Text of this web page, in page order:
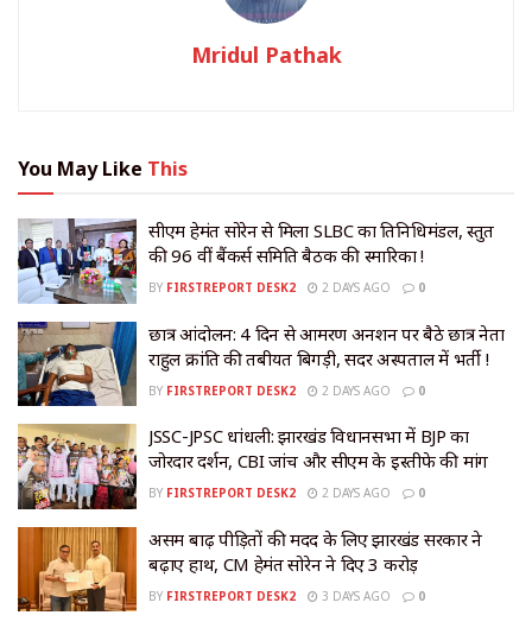
Mridul Pathak
You May Like This
सीएम हेमंत सोरेन से मिला SLBC का प्रतिनिधिमंडल, प्रस्तुत
की 96 वीं बैंकर्स समिति बैठक की स्मारिका !
BY FIRSTREPORT DESK2 2 DAYS AGO 0
छात्र आंदोलन: 4 दिन से आमरण अनशन पर बैठे छात्र नेता
राहुल क्रांति की तबीयत बिगड़ी, सदर अस्पताल में भर्ती !
BY FIRSTREPORT DESK2 2 DAYS AGO 0
JSSC-JPSC धांधली: झारखंड विधानसभा में BJP का
जोरदार प्रदर्शन, CBI जांच और सीएम के इस्तीफे की मांग
BY FIRSTREPORT DESK2 2 DAYS AGO 0
असम बाढ़ पीड़ितों की मदद के लिए झारखंड सरकार ने
बढ़ाए हाथ, CM हेमंत सोरेन ने दिए ₹3 करोड़
BY FIRSTREPORT DESK2 3 DAYS AGO 0